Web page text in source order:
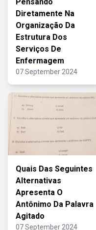
Diretamente Na
Organização Da
Estrutura Dos
Serviços De
Enfermagem
07 September 2024
Quais Das Seguintes
Alternativas
Apresenta O
Antônimo Da Palavra
Agitado
07 September 2024